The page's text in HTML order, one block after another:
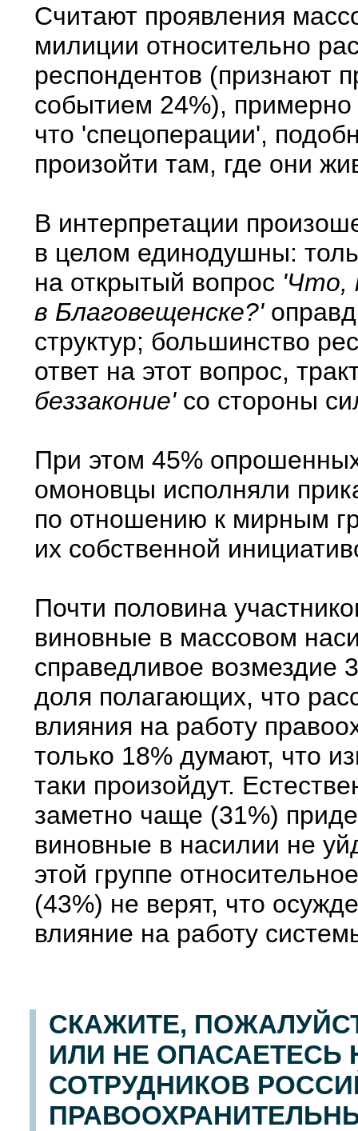
Считают проявления
милиции относительно
респондентов (признают
событием 24%), примерно
что 'спецоперации',
произойти там, где они
В интерпретации
в целом единодушны:
на открытый вопрос 'Что,
в Благовещенске?'
структур; большинство
ответ на этот вопрос,
беззаконие'со стороны
При этом 45%
омоновцы исполняли
по отношению к мирным
их собственной
Почти половина
виновные в массовом
справедливое
доля полагающих, что
влияния на работу
только 18% думают, что
таки произойдут.
заметно чаще (31%)
виновные в насилии не
этой группе
(43%) не верят, что
влияние на работу
СКАЖИТЕ,
ИЛИ НЕ
СОТРУДНИКОВ